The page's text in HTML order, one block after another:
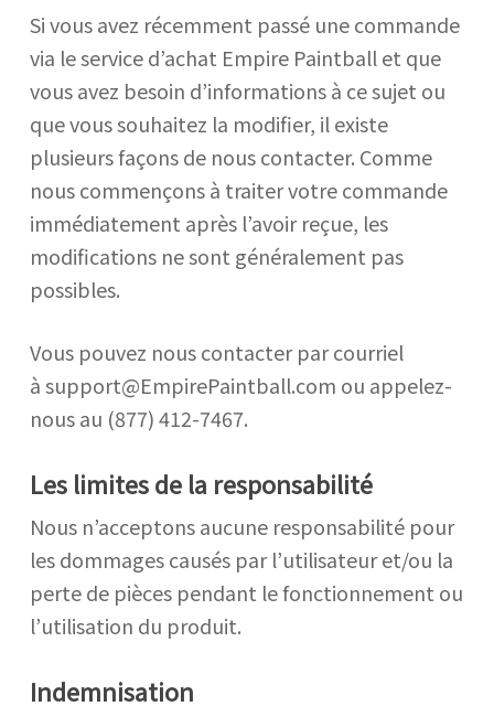
Si vous avez récemment passé une commande
via le service d’achat Empire Paintball et que
vous avez besoin d’informations à ce sujet ou
que vous souhaitez la modifier, il existe
plusieurs façons de nous contacter. Comme
nous commençons à traiter votre commande
immédiatement après l’avoir reçue, les
modifications ne sont généralement pas
possibles.
Vous pouvez nous contacter par courriel
àsupport@EmpirePaintball.com ou appelez-
nous au (877) 412-7467.
Les limites de la responsabilité
Nous n’acceptons aucune responsabilité pour
les dommages causés par l’utilisateur et/ou la
perte de pièces pendant le fonctionnement ou
l’utilisation du produit.
Indemnisation